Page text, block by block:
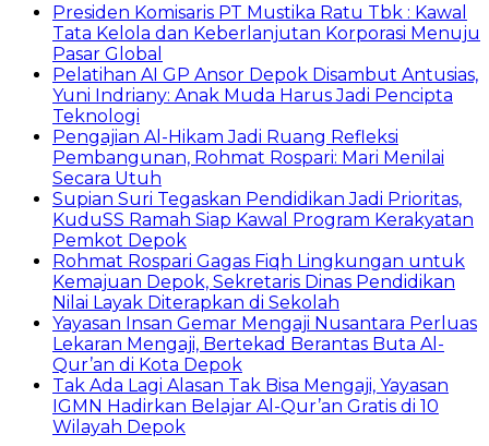
Presiden Komisaris PT Mustika Ratu Tbk : Kawal
Tata Kelola dan Keberlanjutan Korporasi Menuju
Pasar Global
Pelatihan AI GP Ansor Depok Disambut Antusias,
Yuni Indriany: Anak Muda Harus Jadi Pencipta
Teknologi
Pengajian Al-Hikam Jadi Ruang Refleksi
Pembangunan, Rohmat Rospari: Mari Menilai
Secara Utuh
Supian Suri Tegaskan Pendidikan Jadi Prioritas,
KuduSS Ramah Siap Kawal Program Kerakyatan
Pemkot Depok
Rohmat Rospari Gagas Fiqh Lingkungan untuk
Kemajuan Depok, Sekretaris Dinas Pendidikan
Nilai Layak Diterapkan di Sekolah
Yayasan Insan Gemar Mengaji Nusantara Perluas
Lekaran Mengaji, Bertekad Berantas Buta Al-
Qur’an di Kota Depok
Tak Ada Lagi Alasan Tak Bisa Mengaji, Yayasan
IGMN Hadirkan Belajar Al-Qur’an Gratis di 10
Wilayah Depok